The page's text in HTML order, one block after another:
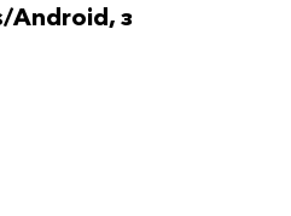
Android, з